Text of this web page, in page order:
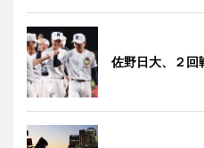
佐野日大、２